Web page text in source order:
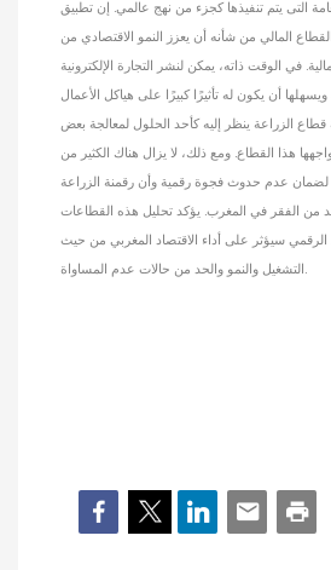
التى يتم تنفيذها كجزء من نهج عالمي. إن تطبيق
القطاع المالي من شأنه أن يعزز النمو الاقتصادي من
في الوقت ذاته، يمكن لنشر التجارة الإلكترونية
أن يكون له تأثيرًا كبيرًا على هياكل الأعمال
قطاع الزراعة ينظر إليه كأحد الحلول لمعالجة بعض
هذا القطاع. ومع ذلك، لا يزال هناك الكثير من
به لضمان عدم حدوث فجوة رقمية وأن رقمنة الزراعة
من الفقر في المغرب. يؤكد تحليل هذه القطاعات
الرقمي سيؤثر على أداء الاقتصاد المغربي من حيث